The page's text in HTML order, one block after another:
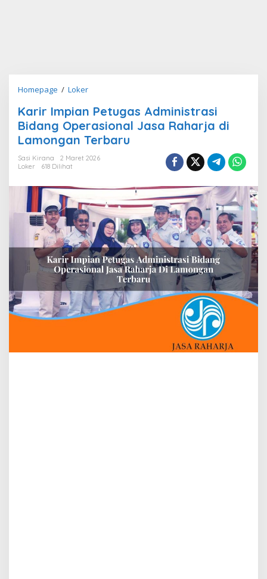
Homepage / LokerKarir
Petugas
Administrasi
Bidang
Jasa
Lamongan
Terbaru
Karir Impian Petugas Administrasi
Bidang Operasional Jasa Raharja di
Lamongan Terbaru
Sasi Kirana
2 Maret 2026
Loker
618 Dilihat